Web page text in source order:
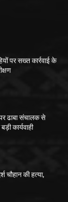
पर सख्त कार्रवाई के
ढाबा संचालक से
कार्यवाही
चौहान की हत्या,